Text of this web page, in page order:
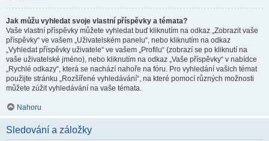
Jak můžu vyhledat svoje vlastní příspěvky a témata?
Vaše vlastní příspěvky můžete vyhledat buď kliknutím na odkaz „Zobrazit vaše
příspěvky“ ve vašem „Uživatelském panelu“, nebo kliknutím na odkaz
„Vyhledat příspěvky uživatele“ ve vašem „Profilu“ (zobrazí se po kliknutí na
vaše uživatelské jméno), nebo kliknutím na odkaz „Vaše příspěvky“ v nabídce
„Rychlé odkazy“, která se nachází nahoře na fóru. Pro vyhledání vašich témat
použijte stránku „Rozšířené vyhledávání“, na které pomocí různých možnosti
můžete zúžit vyhledávání na vaše témata.
Nahoru
Sledování a záložky